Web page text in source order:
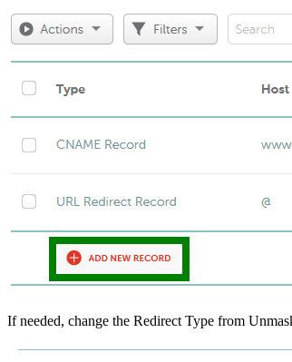
If needed, change the Redirect Type from